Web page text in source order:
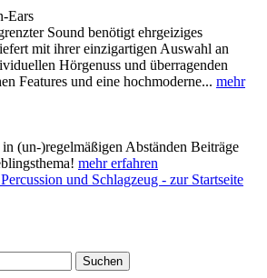
Ears
Sound benötigt ehrgeiziges
mit ihrer einzigartigen Auswahl an
Hörgenuss und überragenden
Features und eine hochmoderne... mehr
(un-)regelmäßigen Abständen Beiträge
mehr erfahren
Suchen